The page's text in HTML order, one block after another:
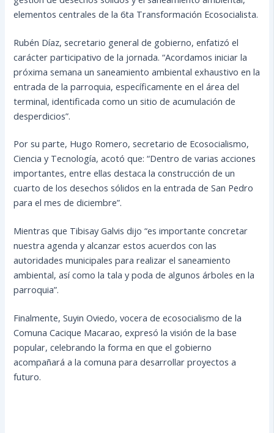
elementos centrales de la 6ta Transformación Ecosocialista.
Rubén Díaz, secretario general de gobierno, enfatizó el
carácter participativo de la jornada. “Acordamos iniciar la
próxima semana un saneamiento ambiental exhaustivo en la
entrada de la parroquia, específicamente en el área del
terminal, identificada como un sitio de acumulación de
desperdicios”.
Por su parte, Hugo Romero, secretario de Ecosocialismo,
Ciencia y Tecnología, acotó que: “Dentro de varias acciones
importantes, entre ellas destaca la construcción de un
cuarto de los desechos sólidos en la entrada de San Pedro
para el mes de diciembre”.
Mientras que Tibisay Galvis dijo “es importante concretar
nuestra agenda y alcanzar estos acuerdos con las
autoridades municipales para realizar el saneamiento
ambiental, así como la tala y poda de algunos árboles en la
parroquia”.
Finalmente, Suyin Oviedo, vocera de ecosocialismo de la
Comuna Cacique Macarao, expresó la visión de la base
popular, celebrando la forma en que el gobierno
acompañará a la comuna para desarrollar proyectos a
futuro.